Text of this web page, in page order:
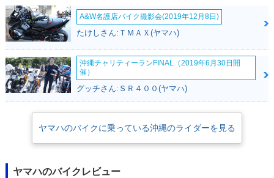
A&W名護店バイク撮影会(2019年12月8日)
たけしさん:ＴＭＡＸ(ヤマハ)
沖縄チャリティーランFINAL（2019年6月30日開
催）
グッチさん:ＳＲ４００(ヤマハ)
ヤマハのバイクに乗っている沖縄のライダーを見る
ヤマハのバイクレビュー